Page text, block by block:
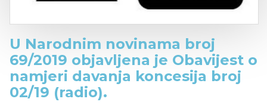
U Narodnim novinama broj
69/2019 objavljena je Obavijest o
namjeri davanja koncesija broj
02/19 (radio).